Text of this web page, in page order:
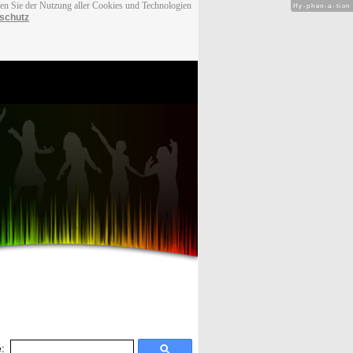
Sie der Nutzung aller Cookies und Technologien
Hy-phen-a-tion